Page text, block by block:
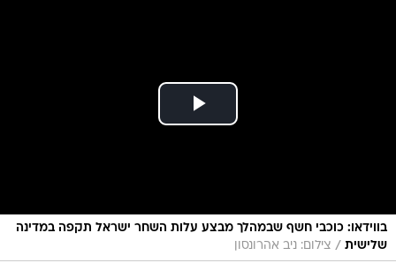
בווידאו: כוכבי חשף שבמהלך מבצע עלות השחר ישראל תקפה במדינה
שלישית / צילום: ניב אהרונסון